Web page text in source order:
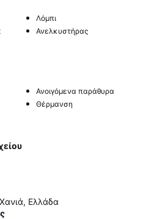
Λόμπι
Ανελκυστήρας
Ανοιγόμενα παράθυρα
Θέρμανση
Ελλάδα